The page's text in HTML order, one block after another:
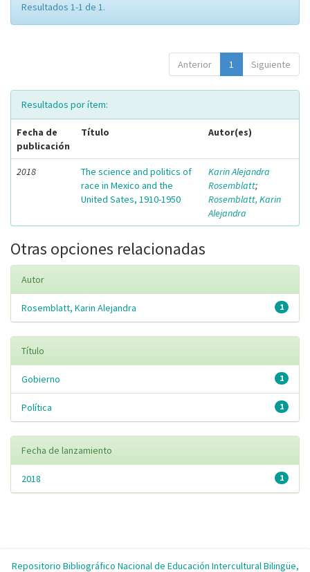
Resultados 1-1 de 1.
Anterior 1 Siguiente
Resultados por ítem:
Fecha de
publicación
Título Autor(es)
2018
The science and politics of
race in Mexico and the
United Sates, 1910-1950
Karin Alejandra
Rosemblatt;
Rosemblatt, Karin
Alejandra
Otras opciones relacionadas
Autor
1
Rosemblatt, Karin Alejandra
Título
1
Gobierno
1
Política
Fecha de lanzamiento
1
2018
Repositorio Bibliográfico Nacional de Educación Intercultural Bilingüe,